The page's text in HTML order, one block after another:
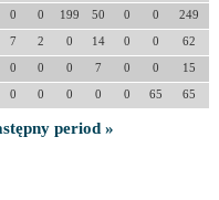
0 0 199 50 0 0 249
7 2 0 14 0 0 62
0 0 0 7 0 0 15
0 0 0 0 0 65 65
period »